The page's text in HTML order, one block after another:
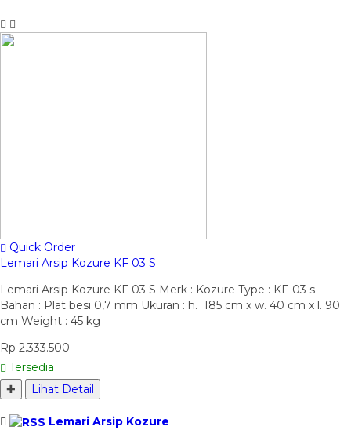
Quick Order
Lemari Arsip Kozure KF 03 S
Lemari Arsip Kozure KF 03 S Merk : Kozure Type : KF-03 s
Bahan : Plat besi 0,7 mm Ukuran : h. 185 cm x w. 40 cm x l. 90
cm Weight : 45 kg
Rp 2.333.500
Tersedia
✚
Lihat Detail
Lemari Arsip Kozure